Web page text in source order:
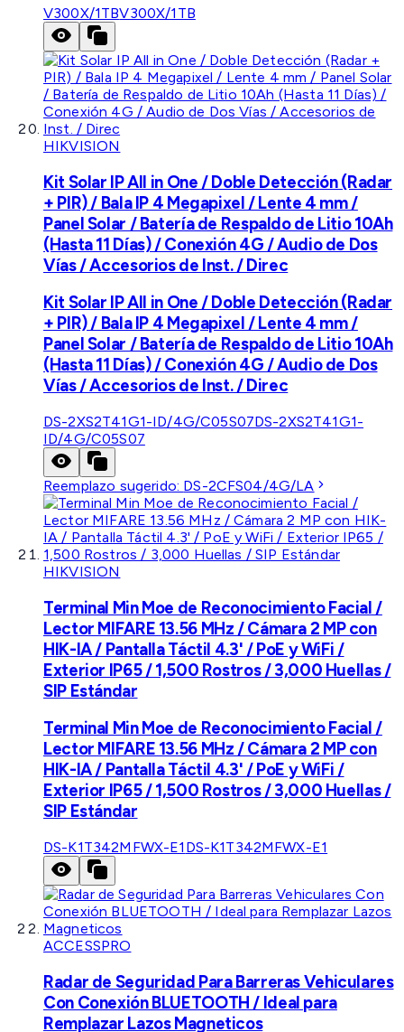
V300X/1TBV300X/1TB
HIKVISION
Kit Solar IP All in One / Doble Detección (Radar
+ PIR) / Bala IP 4 Megapixel / Lente 4 mm /
Panel Solar / Batería de Respaldo de Litio 10Ah
(Hasta 11 Días) / Conexión 4G / Audio de Dos
Vías / Accesorios de Inst. / Direc
Kit Solar IP All in One / Doble Detección (Radar
+ PIR) / Bala IP 4 Megapixel / Lente 4 mm /
Panel Solar / Batería de Respaldo de Litio 10Ah
(Hasta 11 Días) / Conexión 4G / Audio de Dos
Vías / Accesorios de Inst. / Direc
DS-2XS2T41G1-ID/4G/C05S07DS-2XS2T41G1-
ID/4G/C05S07
Reemplazo sugerido: DS-2CFS04/4G/LA
HIKVISION
Terminal Min Moe de Reconocimiento Facial /
Lector MIFARE 13.56 MHz / Cámara 2 MP con
HIK-IA / Pantalla Táctil 4.3' / PoE y WiFi /
Exterior IP65 / 1,500 Rostros / 3,000 Huellas /
SIP Estándar
Terminal Min Moe de Reconocimiento Facial /
Lector MIFARE 13.56 MHz / Cámara 2 MP con
HIK-IA / Pantalla Táctil 4.3' / PoE y WiFi /
Exterior IP65 / 1,500 Rostros / 3,000 Huellas /
SIP Estándar
DS-K1T342MFWX-E1 DS-K1T342MFWX-E1
ACCESSPRO
Radar de Seguridad Para Barreras Vehiculares
Con Conexión BLUETOOTH / Ideal para
Remplazar Lazos Magneticos